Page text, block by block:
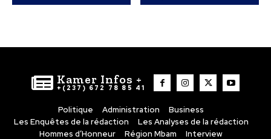
Kamer Infos +
+(237) 672 78 85 41
Politique Administration
Business
Les Enquêtes de la rédaction
Les Analyses de la rédaction
Hommes d’Honneur
Région Mbam
Interview